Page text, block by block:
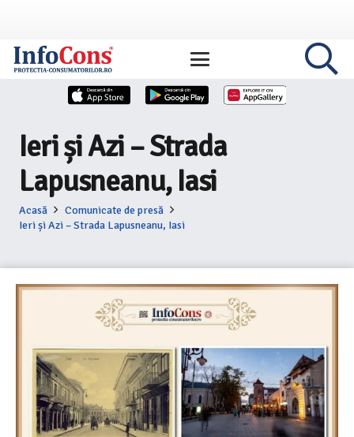
Ieri și Azi – Strada
Lapusneanu, Iasi
Acasă
Comunicate de presă
Ieri și Azi – Strada Lapusneanu, Iasi